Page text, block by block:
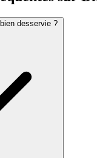
desservie ?